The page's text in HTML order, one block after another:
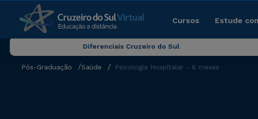
Cursos Estude
Diferenciais Cruzeiro do Sul
Pós-Graduação Saúde Psicologia Hospitalar - 6 meses